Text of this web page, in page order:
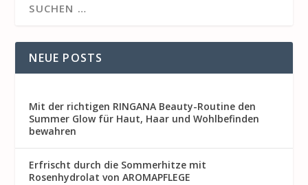
NEUE POSTS
Mit der richtigen RINGANA Beauty-Routine den
Summer Glow für Haut, Haar und Wohlbefinden
bewahren
Erfrischt durch die Sommerhitze mit
Rosenhydrolat von AROMAPFLEGE